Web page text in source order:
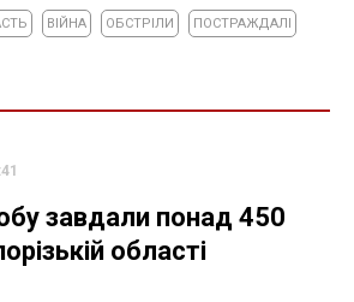
ВІЙНА ОБСТРІЛИ ПОСТРАЖДАЛІ
завдали понад 450
області